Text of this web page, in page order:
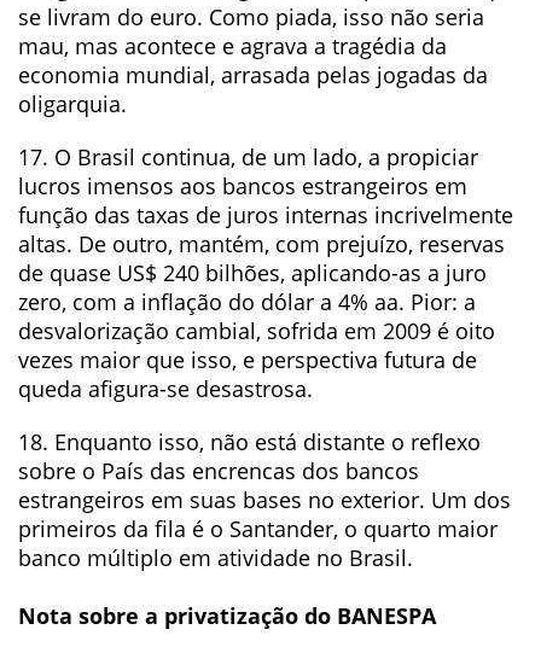
se livram do euro. Como piada, isso não seria
mau, mas acontece e agrava a tragédia da
economia mundial, arrasada pelas jogadas da
oligarquia.
17. O Brasil continua, de um lado, a propiciar
lucros imensos aos bancos estrangeiros em
função das taxas de juros internas incrivelmente
altas. De outro, mantém, com prejuízo, reservas
de quase US$ 240 bilhões, aplicando-as a juro
zero, com a inflação do dólar a 4% aa. Pior: a
desvalorização cambial, sofrida em 2009 é oito
vezes maior que isso, e perspectiva futura de
queda afigura-se desastrosa.
18. Enquanto isso, não está distante o reflexo
sobre o País das encrencas dos bancos
estrangeiros em suas bases no exterior. Um dos
primeiros da fila é o Santander, o quarto maior
banco múltiplo em atividade no Brasil.
Nota sobre a privatização do BANESPA